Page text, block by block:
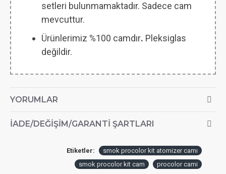
setleri bulunmamaktadır. Sadece cam
mevcuttur.
Ürünlerimiz %100 camdır. Pleksiglas
değildir.
YORUMLAR
İADE/DEĞIŞIM/GARANTI ŞARTLARI
Etiketler:
smok procolor kit atomizer camı
smok procolor kit cam
procolor cami